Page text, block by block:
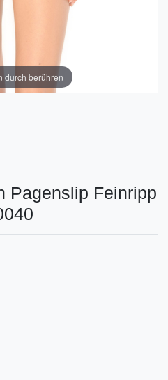
durch berühren
Pagenslip Feinripp